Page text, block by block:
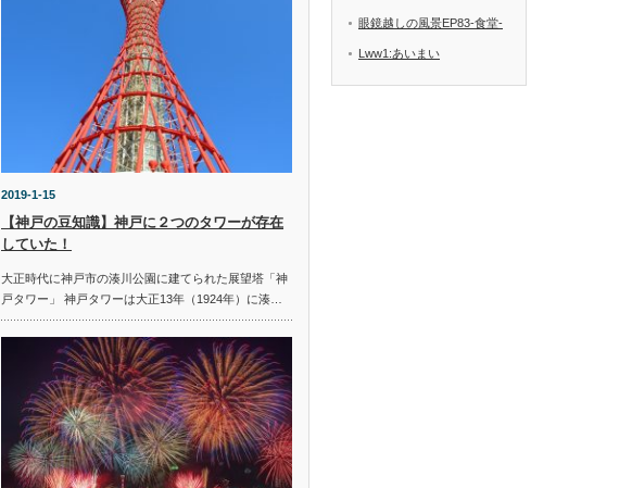
2019-1-15
【神戸の豆知識】神戸に２つのタワーが存在
していた！
大正時代に神戸市の湊川公園に建てられた展望塔「神
戸タワー」 神戸タワーは大正13年（1924年）に湊…
眼鏡越しの風景EP83-食堂-
Lww1:あいまい